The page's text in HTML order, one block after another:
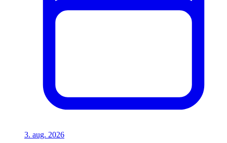
3. aug. 2026